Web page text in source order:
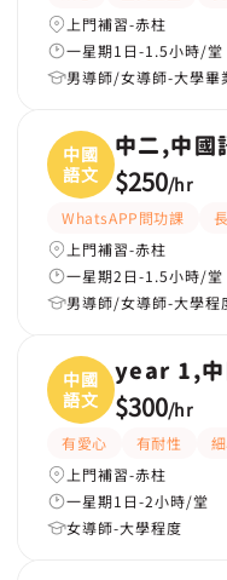
上門補習-赤柱
一星期1日-1.5小時/堂
男導師/女導師-大學畢
中國
語文
中二,中國
$250/hr
WhatsAPP問功課
上門補習-赤柱
一星期2日-1.5小時/堂
男導師/女導師-大學程
中國
語文
year 1,中
$300/hr
有愛心 有耐性
上門補習-赤柱
一星期1日-2小時/堂
女導師-大學程度